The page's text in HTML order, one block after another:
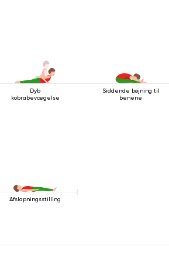
Dyb
kobrabevægelse
Siddende bøjning til
benene
Afslapningsstilling